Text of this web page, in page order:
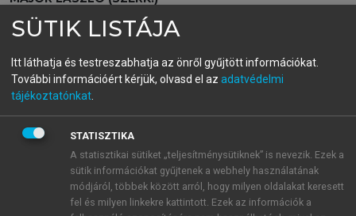
A katasztrófa-készenlét, a
reagálás és a
beavatkozásbiztonság
egészségügyi alapjai
OLVASÁS
SÜTIK LISTÁJA
Itt láthatja és testreszabhatja az önről gyűjtött információkat.
További információért kérjük, olvasd el az adatvédelmi
tájékoztatónkat
STATISZTIKA
A statisztikai sütiket „teljesítménysütiknek” is nevezik. Ezek a
sütik információkat gyűjtenek a webhely használatának
módjáról, többek között arról, hogy milyen oldalakat keresett
fel és milyen linkekre kattintott. Ezek az információk a